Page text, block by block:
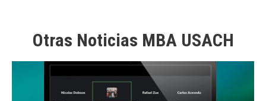
Otras Noticias MBA USACH